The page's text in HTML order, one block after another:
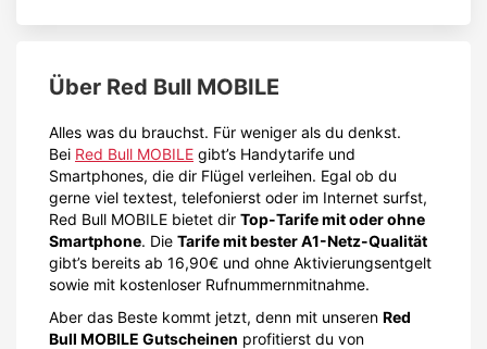
Über Red Bull MOBILE
Alles was du brauchst. Für weniger als du denkst.
Bei Red Bull MOBILE gibt’s Handytarife und
Smartphones, die dir Flügel verleihen. Egal ob du
gerne viel textest, telefonierst oder im Internet surfst,
Red Bull MOBILE bietet dir Top-Tarife mit oder ohne
Smartphone. Die Tarife mit bester A1-Netz-Qualität
gibt’s bereits ab 16,90€ und ohne Aktivierungsentgelt
sowie mit kostenloser Rufnummernmitnahme.
Aber das Beste kommt jetzt, denn mit unseren Red
Bull MOBILE Gutscheinen profitierst du von